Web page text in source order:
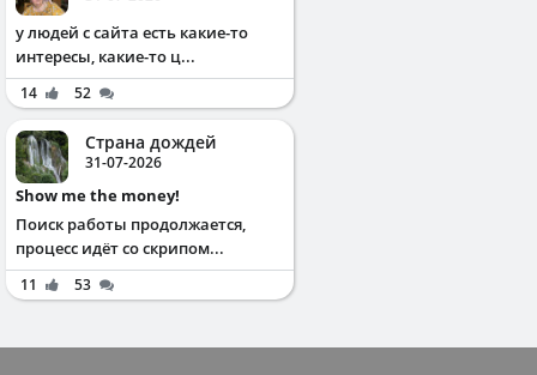
у людей с сайта есть какие-то
интересы, какие-то ц...
14 52
Страна дождей
31-07-2026
Show me the money!
Поиск работы продолжается,
процесс идёт со скрипом...
11 53